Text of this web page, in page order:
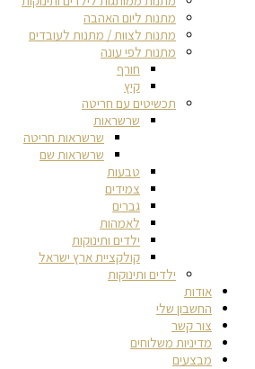
מתנות ליום האהבה
מתנות לצוות / מתנות לעובדים
מתנות לפי עונה
חורף
קיץ
תכשיטים עם חריטה
שרשראות
שרשראות חריטה
שרשראות שם
טבעות
צמידים
גברים
לאמהות
ילדים ותינוקות
קולקציית ארץ ישראל
ילדים ותינוקות
אודות
החשבון שלי
צור קשר
מדיניות משלוחים
מבצעים